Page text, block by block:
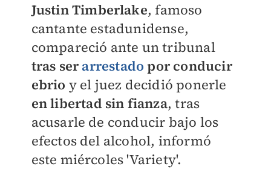
Justin Timberlake, famoso
cantante estadunidense,
compareció ante un tribunal
tras serarrestado por conducir
ebrio y el juez decidió ponerle
en libertad sin fianza, tras
acusarle de conducir bajo los
efectos del alcohol, informó
este miércoles 'Variety'.